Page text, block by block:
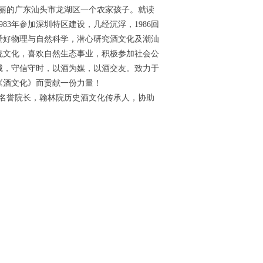
广东汕头市龙湖区一个农家孩子。就读
年参加深圳特区建设，几经沉浮，1986回
物理与自然科学，潜心研究酒文化及潮汕
化，喜欢自然生态事业，积极参加社会公
守信守时，以酒为媒，以酒交友。致力于
文化》而贡献一份力量！
院长，翰林院历史酒文化传承人，协助